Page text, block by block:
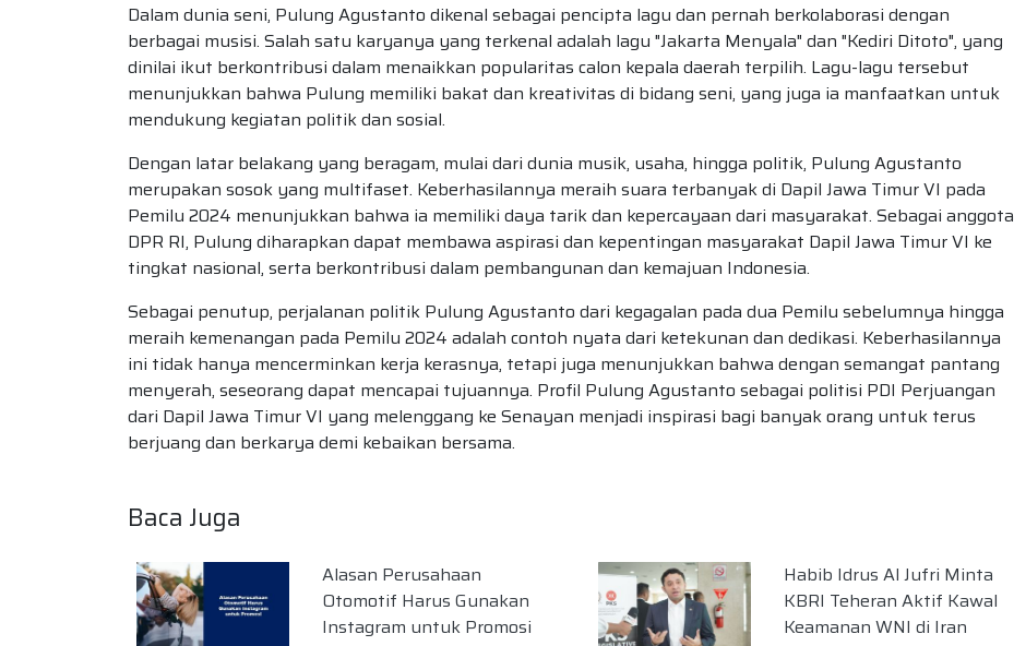
Dalam dunia seni, Pulung Agustanto dikenal sebagai pencipta lagu dan pernah berkolaborasi dengan
berbagai musisi. Salah satu karyanya yang terkenal adalah lagu "Jakarta Menyala" dan "Kediri Ditoto", yang
dinilai ikut berkontribusi dalam menaikkan popularitas calon kepala daerah terpilih. Lagu-lagu tersebut
menunjukkan bahwa Pulung memiliki bakat dan kreativitas di bidang seni, yang juga ia manfaatkan untuk
mendukung kegiatan politik dan sosial.
Dengan latar belakang yang beragam, mulai dari dunia musik, usaha, hingga politik, Pulung Agustanto
merupakan sosok yang multifaset. Keberhasilannya meraih suara terbanyak di Dapil Jawa Timur VI pada
Pemilu 2024 menunjukkan bahwa ia memiliki daya tarik dan kepercayaan dari masyarakat. Sebagai anggota
DPR RI, Pulung diharapkan dapat membawa aspirasi dan kepentingan masyarakat Dapil Jawa Timur VI ke
tingkat nasional, serta berkontribusi dalam pembangunan dan kemajuan Indonesia.
Sebagai penutup, perjalanan politik Pulung Agustanto dari kegagalan pada dua Pemilu sebelumnya hingga
meraih kemenangan pada Pemilu 2024 adalah contoh nyata dari ketekunan dan dedikasi. Keberhasilannya
ini tidak hanya mencerminkan kerja kerasnya, tetapi juga menunjukkan bahwa dengan semangat pantang
menyerah, seseorang dapat mencapai tujuannya. Profil Pulung Agustanto sebagai politisi PDI Perjuangan
dari Dapil Jawa Timur VI yang melenggang ke Senayan menjadi inspirasi bagi banyak orang untuk terus
berjuang dan berkarya demi kebaikan bersama.
Baca Juga
Alasan Perusahaan
Otomotif Harus Gunakan
Instagram untuk Promosi
Habib Idrus Al Jufri Minta
KBRI Teheran Aktif Kawal
Keamanan WNI di Iran